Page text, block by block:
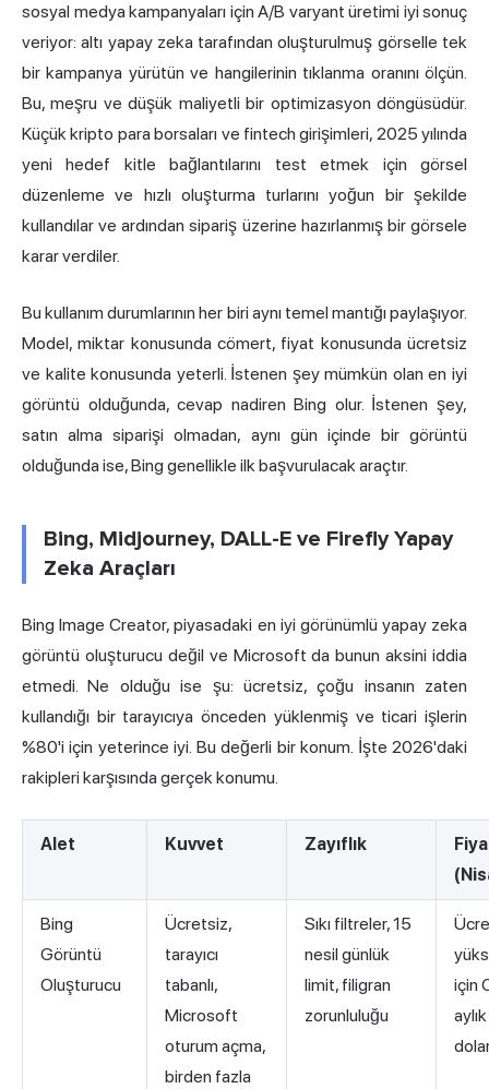
sosyal medya kampanyaları için A/B varyant üretimi iyi sonuç
veriyor: altı yapay zeka tarafından oluşturulmuş görselle tek
bir kampanya yürütün ve hangilerinin tıklanma oranını ölçün.
Bu, meşru ve düşük maliyetli bir optimizasyon döngüsüdür.
Küçük kripto para borsaları ve fintech girişimleri, 2025 yılında
yeni hedef kitle bağlantılarını test etmek için görsel
düzenleme ve hızlı oluşturma turlarını yoğun bir şekilde
kullandılar ve ardından sipariş üzerine hazırlanmış bir görsele
karar verdiler.
Bu kullanım durumlarının her biri aynı temel mantığı paylaşıyor.
Model, miktar konusunda cömert, fiyat konusunda ücretsiz
ve kalite konusunda yeterli. İstenen şey mümkün olan en iyi
görüntü olduğunda, cevap nadiren Bing olur. İstenen şey,
satın alma siparişi olmadan, aynı gün içinde bir görüntü
olduğunda ise, Bing genellikle ilk başvurulacak araçtır.
Bing, Midjourney, DALL-E ve Firefly Yapay
Zeka Araçları
Bing Image Creator, piyasadaki en iyi görünümlü yapay zeka
görüntü oluşturucu değil ve Microsoft da bunun aksini iddia
etmedi. Ne olduğu ise şu: ücretsiz, çoğu insanın zaten
kullandığı bir tarayıcıya önceden yüklenmiş ve ticari işlerin
%80'i için yeterince iyi. Bu değerli bir konum. İşte 2026'daki
rakipleri karşısında gerçek konumu.
Alet Kuvvet Zayıflık
Bing
Görüntü
Oluşturucu
Ücretsiz,
tarayıcı
tabanlı,
Microsoft
oturum açma,
birden fazla
Sıkı filtreler, 15
nesil günlük
limit, filigran
zorunluluğu
için